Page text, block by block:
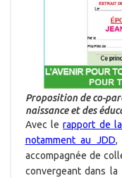
Proposition de co-
naissance et des
Avec lerapport de
notamment au JDD,
accompagnée de
convergeant dans la